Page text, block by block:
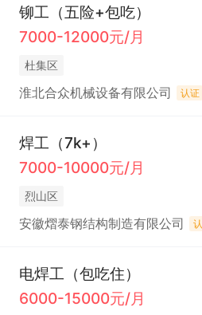
铆工（五险+包吃）
7000-12000元/月
杜集区
淮北合众机械设备有限公司 认证
焊工（7k+）
7000-10000元/月
烈山区
安徽熠泰钢结构制造有限公司
电焊工（包吃住）
6000-15000元/月